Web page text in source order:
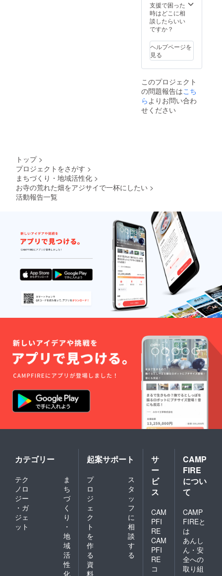
いては、
メールでは、困
難のため、来ら
れる方のみ
※ 支援者様のど
なたでも、アジ
サイをご覧頂け
ます。
支援で困った
時はどこに相
談したらいい
ですか？
ヘルプページを
見る
このプロジェクト
の問題報告はこち
らよりお問い合わ
せください
トップ >
プロジェクトをさがす >
まちづくり・地域活性化 >
お寺の荒れた畑をアジサイで一杯にしたい >
活動報告一覧
カテゴリー
テク
ノロ
ジー
・ガ
ジェ
ット
ま
ち
づ
く
り
・
地
域
活
性
化
起案サポート
プ
ロ
ジ
ェ
ク
ト
を
作
る
ス
タ
ッ
フ
に
相
談
す
る
資
料
サ
ー
ビ
ス
CAM
PFI
RE
CAM
PFI
RE
コ
CAMP
FIRE
につい
て
CAMP
FIREと
は
あんし
ん・安
全への
取り組